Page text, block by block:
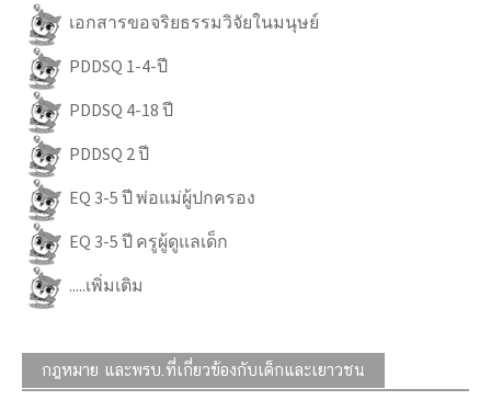
เอกสารขอจริยธรรมวิจัยในมนุษย์
PDDSQ 1-4-ปี
PDDSQ 4-18 ปี
PDDSQ 2 ปี
EQ 3-5 ปี พ่อแม่ผู้ปกครอง
EQ 3-5 ปี ครูผู้ดูแลเด็ก
.....เพิ่มเติม
กฎหมาย และพรบ.ที่เกี่ยวข้องกับเด็กและเยาวชน